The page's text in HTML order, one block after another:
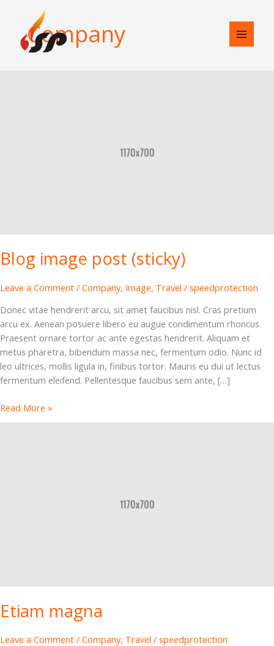
contentCompany
Blog image post (sticky)
Leave a Comment / Company, Image, Travel / speedprotection
Donec vitae hendrerit arcu, sit amet faucibus nisl. Cras pretium
arcu ex. Aenean posuere libero eu augue condimentum rhoncus.
Praesent ornare tortor ac ante egestas hendrerit. Aliquam et
metus pharetra, bibendum massa nec, fermentum odio. Nunc id
leo ultrices, mollis ligula in, finibus tortor. Mauris eu dui ut lectus
fermentum eleifend. Pellentesque faucibus sem ante, […]
Read More »
Etiam magna
Leave a Comment / Company, Travel / speedprotection